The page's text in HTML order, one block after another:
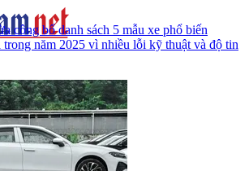
công bố danh sách 5 mẫu xe phổ biến
trong năm 2025 vì nhiều lỗi kỹ thuật và độ tin